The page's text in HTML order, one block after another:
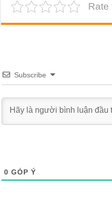
Rate
Subscribe
0 GÓP Ý